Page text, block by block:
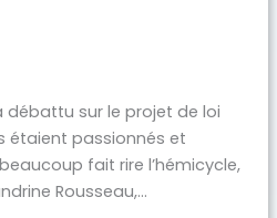
débattu sur le projet de loi
étaient passionnés et
fait rire l’hémicycle,
Rousseau,...